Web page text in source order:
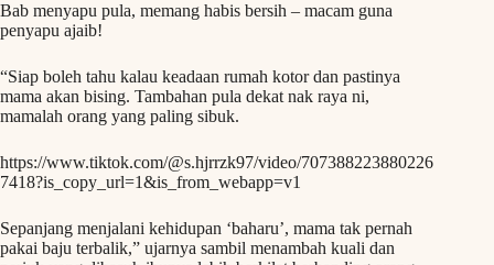
Bab menyapu pula, memang habis bersih – macam guna
penyapu ajaib!
“Siap boleh tahu kalau keadaan rumah kotor dan pastinya
mama akan bising. Tambahan pula dekat nak raya ni,
mamalah orang yang paling sibuk.
https://www.tiktok.com/@s.hjrrzk97/video/707388223880226
7418?is_copy_url=1&is_from_webapp=v1
Sepanjang menjalani kehidupan ‘baharu’, mama tak pernah
pakai baju terbalik,” ujarnya sambil menambah kuali dan